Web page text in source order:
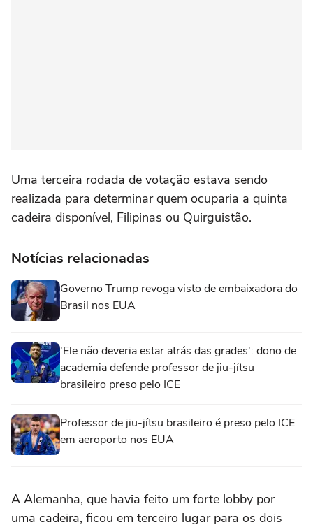
Uma terceira rodada de votação estava sendo
realizada para ‌determinar quem ocuparia a ‌quinta
cadeira disponível, Filipinas ou Quirguistão.
Notícias relacionadas
Governo Trump revoga visto de embaixadora do
Brasil nos EUA
'Ele não deveria estar atrás das grades': dono de
academia defende professor de jiu-jítsu
brasileiro preso pelo ICE
Professor de jiu-jítsu brasileiro é preso pelo ICE
em aeroporto nos EUA
A ⁠Alemanha, que havia feito um forte lobby por
uma cadeira, ficou em terceiro lugar para os dois